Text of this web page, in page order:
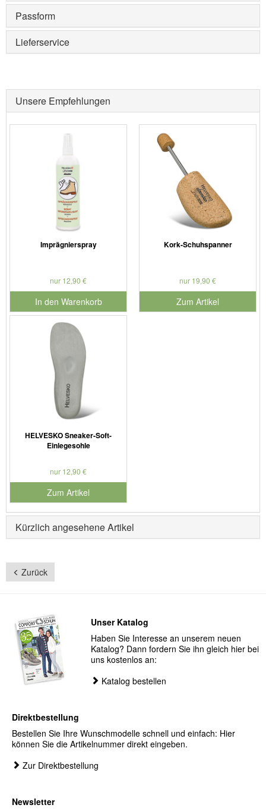
Passform
Lieferservice
Unsere Empfehlungen
Imprägnierspray
nur 12,90 €
In den Warenkorb
für Produktnummer 901126
Kork-Schuhspanner
nur 19,90 €
Zum Artikel
HELVESKO Sneaker-Soft-
Einlegesohle
nur 12,90 €
Zum Artikel
Kürzlich angesehene Artikel
Zurück
Unser Katalog
Haben Sie Interesse an unserem neuen
Katalog? Dann fordern Sie ihn gleich hier bei
uns kostenlos an:
Katalog bestellen
Direktbestellung
Bestellen Sie Ihre Wunschmodelle schnell und einfach: Hier
können Sie die Artikelnummer direkt eingeben.
Zur Direktbestellung
Newsletter